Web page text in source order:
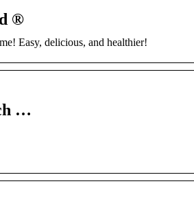
®
Easy, delicious, and healthier!
…